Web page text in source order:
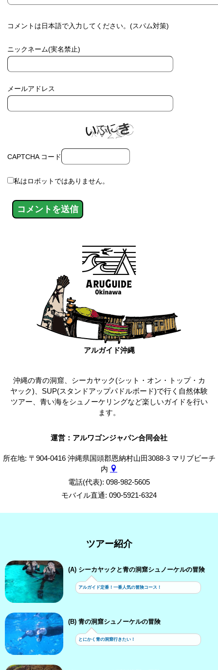
コメントは日本語で入力してください。(スパム対策)
ニックネーム(実名禁止)
メールアドレス
CAPTCHA コード
私はロボットではありません。
アルガイド沖縄
沖縄の青の洞窟、シーカヤック(シット・オン・トップ・カ
ヤック)、SUP(スタンドアップパドルボード)で行く自然体験
ツアー、青い海をシュノーケリングなど楽しいガイドを行い
ます。
運営：アルワゴンジャパン合同会社
所在地: 〒904-0416 沖縄県国頭郡恩納村山田3088-3 マリブビーチ
内
電話(代表): 098-982-5605
モバイル直通: 090-5921-6324
ツアー紹介
(A) シーカヤックと青の洞窟シュノーケルの冒険
アルガイド定番！一番人気の冒険コース！
(B) 青の洞窟シュノーケルの冒険
とにかく青の洞窟行きたい！